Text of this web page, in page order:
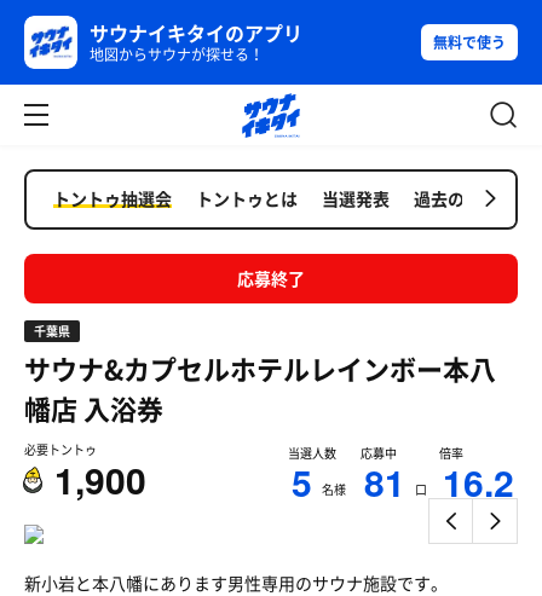
サウナイキタイのアプリ
地図からサウナが探せる！
無料で使う
トントゥ抽選会 トントゥとは 当選発表 過去の抽選会
応募終了
千葉県
サウナ&カプセルホテルレインボー本八
幡店 入浴券
必要トントゥ
1,900
当選人数
5 名様
応募中
81 口
倍率
16.2
新小岩と本八幡にあります男性専用のサウナ施設です。